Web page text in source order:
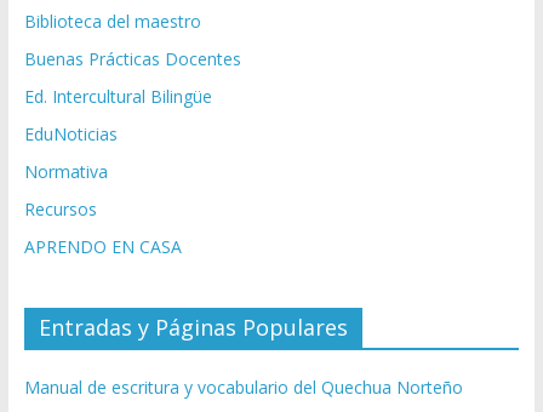
Biblioteca del maestro
Buenas Prácticas Docentes
Ed. Intercultural Bilingüe
EduNoticias
Normativa
Recursos
APRENDO EN CASA
Entradas y Páginas Populares
Manual de escritura y vocabulario del Quechua Norteño